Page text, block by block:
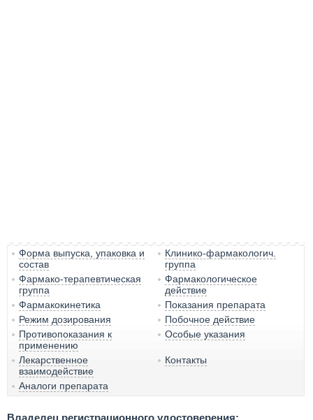
Форма выпуска, упаковка и
состав
Клинико-фармакологич.
группа
Фармако-терапевтическая
группа
Фармакологическое
действие
Фармакокинетика
Показания препарата
Режим дозирования
Побочное действие
Противопоказания к
применению
Особые указания
Лекарственное
взаимодействие
Контакты
Аналоги препарата